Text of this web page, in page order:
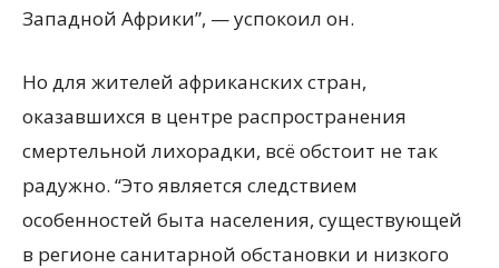
Западной Африки”, — успокоил он.
Но для жителей африканских стран,
оказавшихся в центре распространения
смертельной лихорадки, всё обстоит не так
радужно. “Это является следствием
особенностей быта населения, существующей
в регионе санитарной обстановки и низкого